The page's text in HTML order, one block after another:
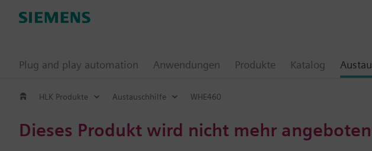
Plug and play automation Anwendungen Produkte Katalog
HLK Produkte Austauschhilfe WHE460
Dieses Produkt wird nicht mehr